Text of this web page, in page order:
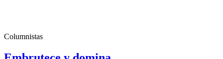
Columnistas